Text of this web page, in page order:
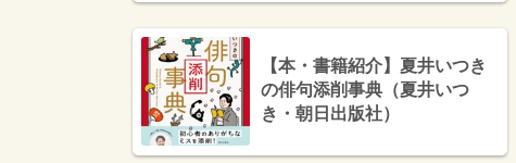
ネスプレス）
【本・書籍紹介】夏井いつき
の俳句添削事典（夏井いつ
き・朝日出版社）